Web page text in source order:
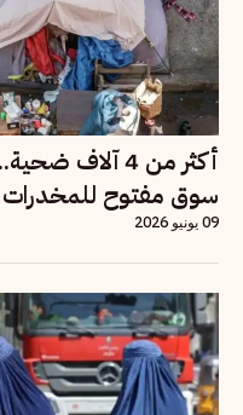
أكثر من 4
سوق مفتوح للمخدرات
09 يونيو 2026